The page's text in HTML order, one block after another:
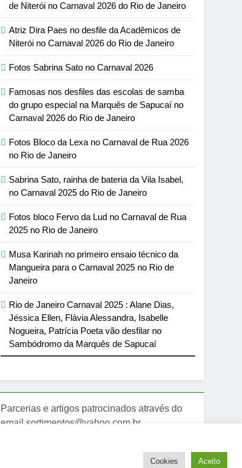
de Niterói no Carnaval 2026 do Rio de Janeiro
Atriz Dira Paes no desfile da Acadêmicos de
Niterói no Carnaval 2026 do Rio de Janeiro
Fotos Sabrina Sato no Carnaval 2026
Famosas nos desfiles das escolas de samba
do grupo especial na Marquês de Sapucaí no
Carnaval 2026 do Rio de Janeiro
Fotos Bloco da Lexa no Carnaval de Rua 2026
no Rio de Janeiro
Sabrina Sato, rainha de bateria da Vila Isabel,
no Carnaval 2025 do Rio de Janeiro
Fotos bloco Fervo da Lud no Carnaval de Rua
2025 no Rio de Janeiro
Musa Karinah no primeiro ensaio técnico da
Mangueira para o Carnaval 2025 no Rio de
Janeiro
Rio de Janeiro Carnaval 2025 : Alane Dias,
Jéssica Ellen, Flávia Alessandra, Isabelle
Nogueira, Patrícia Poeta vão desfilar no
Sambódromo da Marquês de Sapucaí
Parcerias e artigos patrocinados através do
email sortimentos@yahoo.com.br
Cookies Aceito